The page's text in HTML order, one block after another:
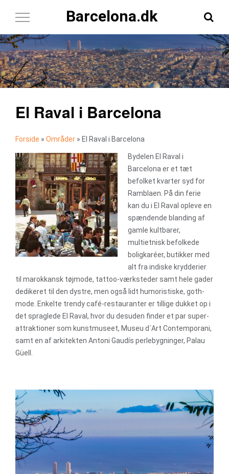
Barcelona.dk
Toggle
El Raval i Barcelona
Forside » Områder » El Raval i Barcelona
Bydelen El Raval i
Barcelona er et tæt
befolket kvarter syd for
Ramblaen. På din ferie
kan du i El Raval opleve en
spændende blanding af
gamle kultbarer,
multietnisk befolkede
boligkaréer, butikker med
alt fra indiske krydderier
til marokkansk tøjmode, tattoo-værksteder samt hele gader
dedikeret til den dystre, men også lidt humoristiske, goth-
mode. Enkelte trendy café-restauranter er tillige dukket op i
det spraglede El Raval, hvor du desuden finder et par super-
attraktioner som kunstmuseet, Museu d´Art Contemporani,
samt en af arkitekten Antoni Gaudís perlebygninger, Palau
Güell.